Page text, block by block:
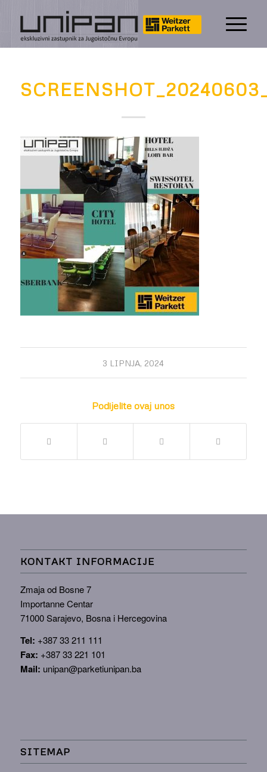
3 LIPNJA, 2024
Podijelite ovaj unos
KONTAKT INFORMACIJE
Zmaja od Bosne 7
Importanne Centar
71000 Sarajevo, Bosna i Hercegovina
Tel: +387 33 211 111
Fax: +387 33 221 101
Mail: unipan@parketiunipan.ba
SITEMAP